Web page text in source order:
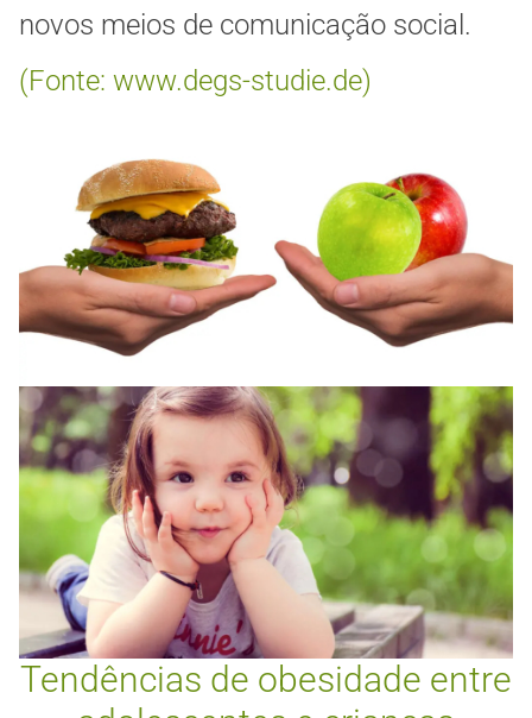
novos meios de comunicação social.
(Fonte: www.degs-studie.de)
Tendências de obesidade entre